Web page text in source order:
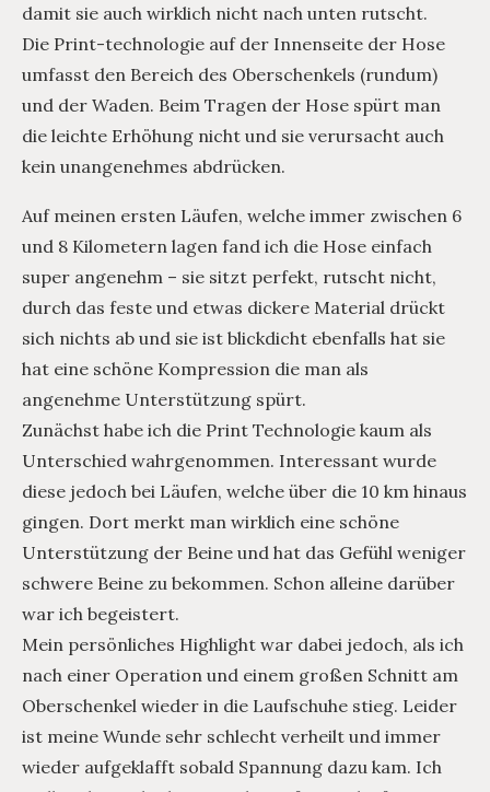
damit sie auch wirklich nicht nach unten rutscht.
Die Print-technologie auf der Innenseite der Hose
umfasst den Bereich des Oberschenkels (rundum)
und der Waden. Beim Tragen der Hose spürt man
die leichte Erhöhung nicht und sie verursacht auch
kein unangenehmes abdrücken.
Auf meinen ersten Läufen, welche immer zwischen 6
und 8 Kilometern lagen fand ich die Hose einfach
super angenehm – sie sitzt perfekt, rutscht nicht,
durch das feste und etwas dickere Material drückt
sich nichts ab und sie ist blickdicht ebenfalls hat sie
hat eine schöne Kompression die man als
angenehme Unterstützung spürt.
Zunächst habe ich die Print Technologie kaum als
Unterschied wahrgenommen. Interessant wurde
diese jedoch bei Läufen, welche über die 10 km hinaus
gingen. Dort merkt man wirklich eine schöne
Unterstützung der Beine und hat das Gefühl weniger
schwere Beine zu bekommen. Schon alleine darüber
war ich begeistert.
Mein persönliches Highlight war dabei jedoch, als ich
nach einer Operation und einem großen Schnitt am
Oberschenkel wieder in die Laufschuhe stieg. Leider
ist meine Wunde sehr schlecht verheilt und immer
wieder aufgeklafft sobald Spannung dazu kam. Ich